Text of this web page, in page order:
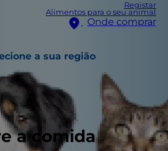
Registar
Alimentos para o seu animal
Onde comprar
a sua região
a comida